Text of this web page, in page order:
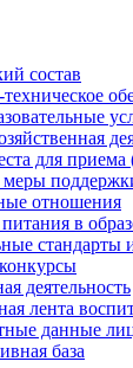
состав
для
отношения
в
стандарты
деятельность
лента
данные
база